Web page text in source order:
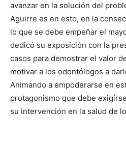
avanzar en la solución del
Aguirre es en esto, en la
lo que se debe empeñar el
dedicó su exposición con la
casos para demostrar el valor
motivar a los odontólogos a
Animando a empoderarse en
protagonismo que debe
su intervención en la salud de